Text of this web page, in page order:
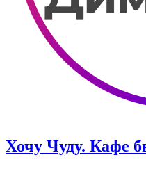
Хочу Чуду. Кафе